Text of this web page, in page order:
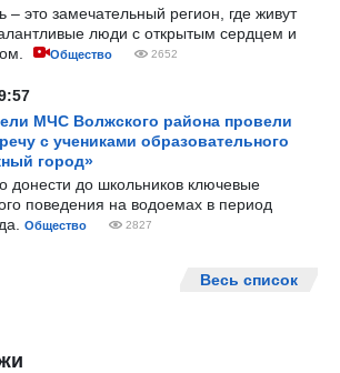
– это замечательный регион, где живут
люди с открытым сердцем и
Общество 2652
МЧС Волжского района провели
с учениками образовательного
город»
донести до школьников ключевые
поведения на водоемах в период
Общество 2827
Весь список